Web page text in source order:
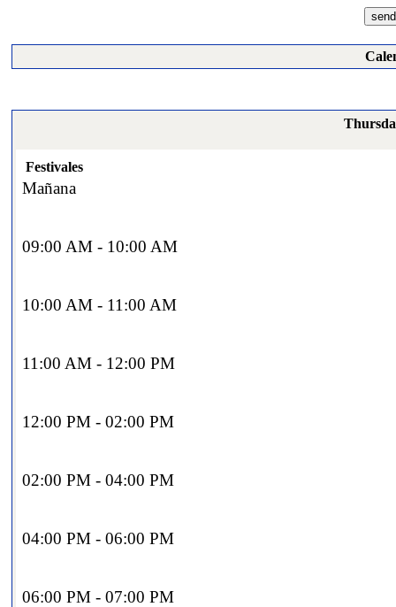
Festivales
Mañana
09:00 AM - 10:00 AM
10:00 AM - 11:00 AM
11:00 AM - 12:00 PM
12:00 PM - 02:00 PM
02:00 PM - 04:00 PM
04:00 PM - 06:00 PM
06:00 PM - 07:00 PM